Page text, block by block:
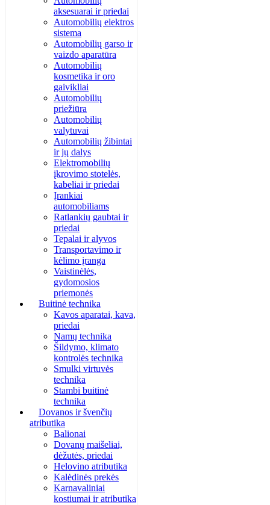
aksesuarai ir priedai
Automobilių elektros
sistema
Automobilių garso ir
vaizdo aparatūra
Automobilių
kosmetika ir oro
gaivikliai
Automobilių
priežiūra
Automobilių
valytuvai
Automobilių žibintai
ir jų dalys
Elektromobilių
įkrovimo stotelės,
kabeliai ir priedai
Įrankiai
automobiliams
Ratlankių gaubtai ir
priedai
Tepalai ir alyvos
Transportavimo ir
kėlimo įranga
Vaistinėlės,
gydomosios
priemonės
Buitinė technika
Kavos aparatai, kava,
priedai
Namų technika
Šildymo, klimato
kontrolės technika
Smulki virtuvės
technika
Stambi buitinė
technika
Dovanos ir švenčių
atributika
Balionai
Dovanų maišeliai,
dėžutės, priedai
Helovino atributika
Kalėdinės prekės
Karnavaliniai
kostiumai ir atributika